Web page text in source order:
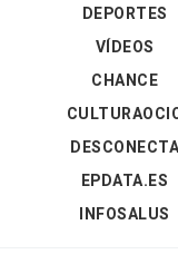
DEPORTES
VÍDEOS
CHANCE
DESCONECTA
EPDATA.ES
INFOSALUS